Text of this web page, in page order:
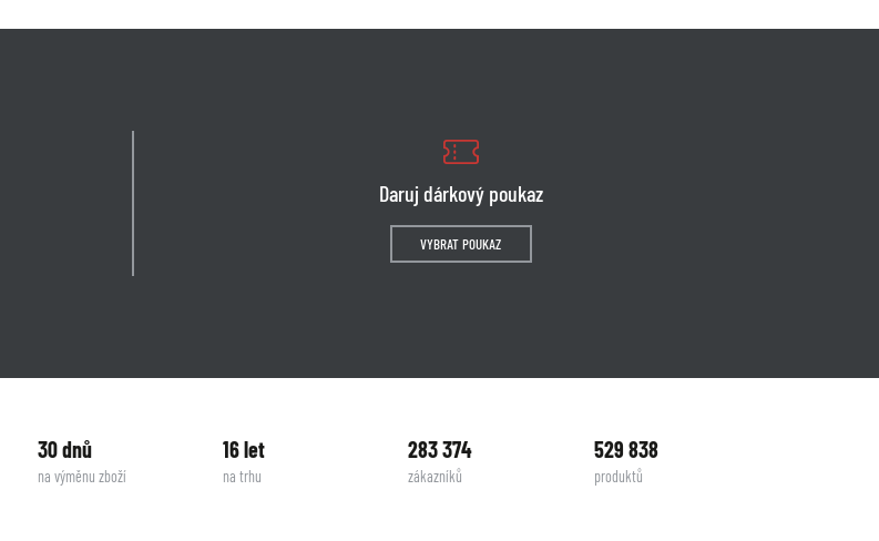
Daruj dárkový poukaz
VYBRAT POUKAZ
30 dnů
na výměnu zboží
16 let
na trhu
283 374
zákazníků
529 838
produktů